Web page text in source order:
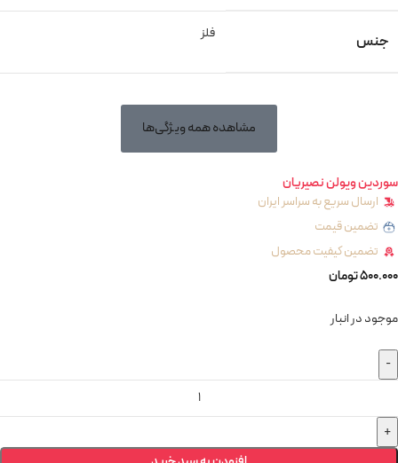
جنس فلز
مشاهده همه ویژگی‌ها
سوردین ویولن نصیریان
ارسال سریع به سراسر ایران
تضمین قیمت
تضمین کیفیت محصول
500.000تومان
موجود در انبار